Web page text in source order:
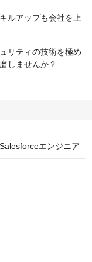
ルアップも会社を上
リティの技術を極め
しませんか？
エンジニア